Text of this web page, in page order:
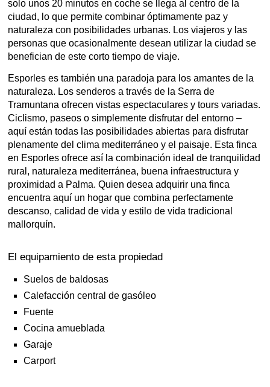
solo unos 20 minutos en coche se llega al centro de la
ciudad, lo que permite combinar óptimamente paz y
naturaleza con posibilidades urbanas. Los viajeros y las
personas que ocasionalmente desean utilizar la ciudad se
benefician de este corto tiempo de viaje.
Esporles es también una paradoja para los amantes de la
naturaleza. Los senderos a través de la Serra de
Tramuntana ofrecen vistas espectaculares y tours variadas.
Ciclismo, paseos o simplemente disfrutar del entorno –
aquí están todas las posibilidades abiertas para disfrutar
plenamente del clima mediterráneo y el paisaje. Esta finca
en Esporles ofrece así la combinación ideal de tranquilidad
rural, naturaleza mediterránea, buena infraestructura y
proximidad a Palma. Quien desea adquirir una finca
encuentra aquí un hogar que combina perfectamente
descanso, calidad de vida y estilo de vida tradicional
mallorquín.
El equipamiento de esta propiedad
Suelos de baldosas
Calefacción central de gasóleo
Fuente
Cocina amueblada
Garaje
Carport